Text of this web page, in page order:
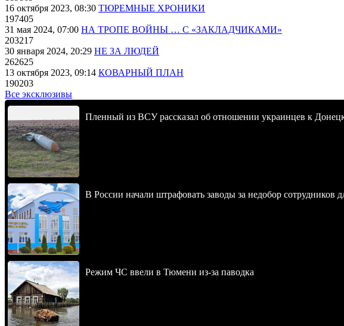
16 октября 2023, 08:30 ТЮРЕМНЫЕ ХРОНИКИ
197405
31 мая 2024, 07:00 НА ТРОПЕ ВОЙНЫ … С «ЗАКЛАДЧИКАМИ»
203217
30 января 2024, 20:29 НЕ ЗА ЛЮДЕЙ
262625
13 октября 2023, 09:14 КОВАРНЫЙ ПЛАН
190203
Все эксклюзивы
Пленный из ВСУ рассказал об отношении украинцев к
В России начали штрафовать заводы за недобор сотрудников
Режим ЧС ввели в Тюмени из-за паводка